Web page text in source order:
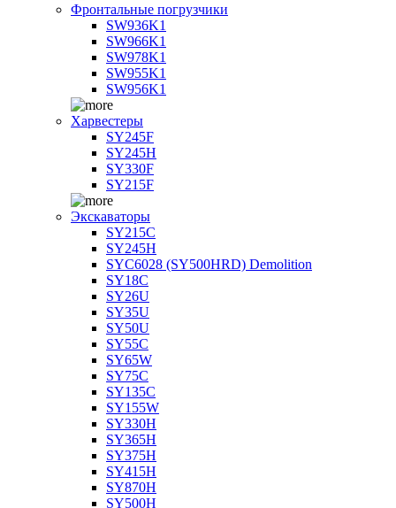
Фронтальные погрузчики
SW936K1
SW966K1
SW978K1
SW955K1
SW956K1
Харвестеры
SY245F
SY245H
SY330F
SY215F
Экскаваторы
SY215C
SY245H
SYC6028 (SY500HRD) Demolition
SY18C
SY26U
SY35U
SY50U
SY55C
SY65W
SY75C
SY135C
SY155W
SY330H
SY365H
SY375H
SY415H
SY870H
SY500H